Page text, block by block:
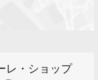
レ・ショップ